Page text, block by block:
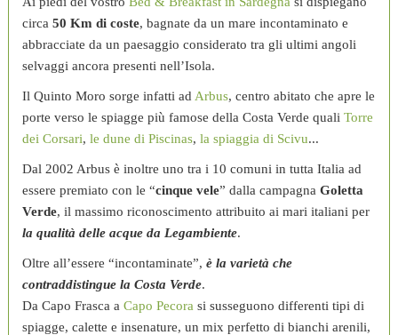
circa 50 Km di coste, bagnate da un mare incontaminato e
abbracciate da un paesaggio considerato tra gli ultimi angoli
selvaggi ancora presenti nell’Isola.
Il Quinto Moro sorge infatti ad Arbus, centro abitato che apre le
porte verso le spiagge più famose della Costa Verde quali Torre
dei Corsari, le dune di Piscinas, la spiaggia di Scivu...
Dal 2002 Arbus è inoltre uno tra i 10 comuni in tutta Italia ad
essere premiato con le “cinque vele” dalla campagna Goletta
Verde, il massimo riconoscimento attribuito ai mari italiani per
la qualità delle acque da Legambiente.
Oltre all’essere “incontaminate”, è la varietà che
contraddistingue la Costa Verde.
Da Capo Frasca a Capo Pecora si susseguono differenti tipi di
spiagge, calette e insenature, un mix perfetto di bianchi arenili,